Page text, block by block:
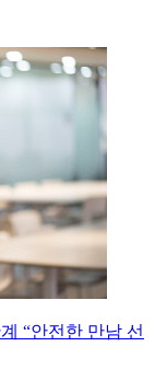
“안전한 만남 선